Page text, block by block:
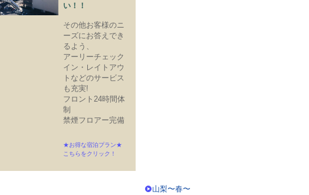
い！！
その他お客様のニ
ーズにお答えでき
るよう、
アーリーチェック
イン・レイトアウ
トなどのサービス
も充実!
フロント24時間体
制
禁煙フロアー完備
★お得な宿泊プラン★
こちらをクリック！
山梨〜春〜